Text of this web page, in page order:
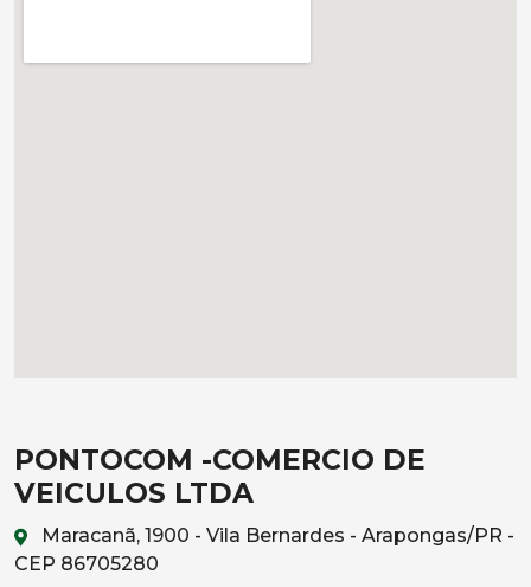
PONTOCOM -COMERCIO DE
VEICULOS LTDA
Maracanã, 1900 - Vila Bernardes - Arapongas/PR -
CEP 86705280